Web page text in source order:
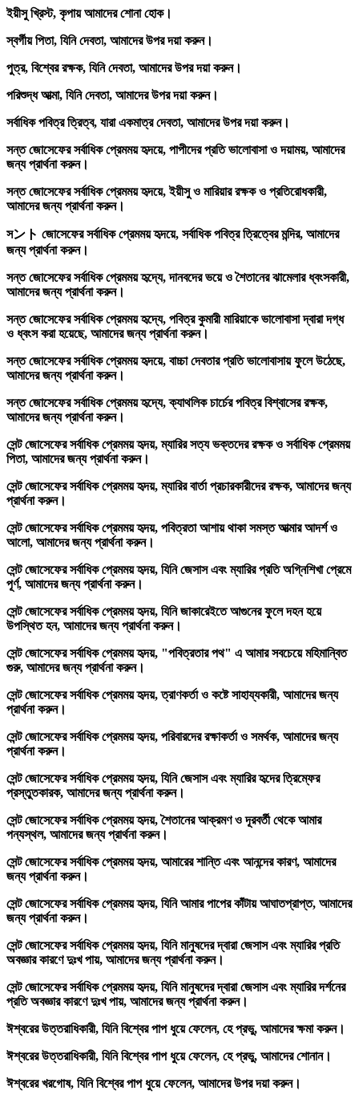
ইয়ীসু খ্রিস্ট, কৃপায় আমাদের শোনা হোক।
স্বর্গীয় পিতা, যিনি দেবতা, আমাদের উপর দয়া করুন।
পুত্র, বিশ্বের রক্ষক, যিনি দেবতা, আমাদের উপর দয়া করুন।
পরিশুদ্ধ আত্মা, যিনি দেবতা, আমাদের উপর দয়া করুন।
সর্বাধিক পবিত্র ত্রিত্ব, যারা একমাত্র দেবতা, আমাদের উপর দয়া করুন।
সন্ত জোসেফের সর্বাধিক প্রেমময় হৃদয়ে, পাপীদের প্রতি ভালোবাসা ও দয়াময়, আমাদের
জন্য প্রার্থনা করুন।
সন্ত জোসেফের সর্বাধিক প্রেমময় হৃদয়ে, ইয়ীসু ও মারিয়ার রক্ষক ও প্রতিরোধকারী,
আমাদের জন্য প্রার্থনা করুন।
সント জোসেফের সর্বাধিক প্রেমময় হৃদয়ে, সর্বাধিক পবিত্র ত্রিত্বের মন্দির, আমাদের
জন্য প্রার্থনা করুন।
সন্ত জোসেফের সর্বাধিক প্রেমময় হৃদ্যে, দানবদের ভয়ে ও শৈতানের ঝামেলার ধ্বংসকারী,
আমাদের জন্য প্রার্থনা করুন।
সন্ত জোসেফের সর্বাধিক প্রেমময় হৃদ্যে, পবিত্র কুমারী মারিয়াকে ভালোবাসা দ্বারা দগ্ধ
ও ধ্বংস করা হয়েছে, আমাদের জন্য প্রার্থনা করুন।
সন্ত জোসেফের সর্বাধিক প্রেমময় হৃদয়ে, বাচ্চা দেবতার প্রতি ভালোবাসায় ফুলে উঠেছে,
আমাদের জন্য প্রার্থনা করুন।
সন্ত জোসেফের সর্বাধিক প্রেমময় হৃদ্যে, ক্যাথলিক চার্চের পবিত্র বিশ্বাসের রক্ষক,
আমাদের জন্য প্রার্থনা করুন।
সেন্ট জোসেফের সর্বাধিক প্রেমময় হৃদয়, ম্যারির সত্য ভক্তদের রক্ষক ও সর্বাধিক প্রেমময়
পিতা, আমাদের জন্য প্রার্থনা করুন।
সেন্ট জোসেফের সর্বাধিক প্রেমময় হৃদয়, ম্যারির বার্তা প্রচারকারীদের রক্ষক, আমাদের জন্য
প্রার্থনা করুন।
সেন্ট জোসেফের সর্বাধিক প্রেমময় হৃদয়, পবিত্রতা আশায় থাকা সমস্ত আত্মার আদর্শ ও
আলো, আমাদের জন্য প্রার্থনা করুন।
সেন্ট জোসেফের সর্বাধিক প্রেমময় হৃদয়, যিনি জেসাস এবং ম্যারির প্রতি অগ্নিশিখা প্রেমে
পূর্ণ, আমাদের জন্য প্রার্থনা করুন।
সেন্ট জোসেফের সর্বাধিক প্রেমময় হৃদয়, যিনি জাকারেইতে আগুনের ফুলে দহন হয়ে
উপস্থিত হন, আমাদের জন্য প্রার্থনা করুন।
সেন্ট জোসেফের সর্বাধিক প্রেমময় হৃদয়, "পবিত্রতার পথ" এ আমার সবচেয়ে মহিমান্বিত
গুরু, আমাদের জন্য প্রার্থনা করুন।
সেন্ট জোসেফের সর্বাধিক প্রেমময় হৃদয়, ত্রাণকর্তা ও কষ্টে সাহায্যকারী, আমাদের জন্য
প্রার্থনা করুন।
সেন্ট জোসেফের সর্বাধিক প্রেমময় হৃদয়, পরিবারদের রক্ষাকর্তা ও সমর্থক, আমাদের জন্য
প্রার্থনা করুন।
সেন্ট জোসেফের সর্বাধিক প্রেমময় হৃদয়, যিনি জেসাস এবং ম্যারির হৃদের ত্রিম্ফের
প্রস্তুতকারক, আমাদের জন্য প্রার্থনা করুন।
সেন্ট জোসেফের সর্বাধিক প্রেমময় হৃদয়, শৈতানের আক্রমণ ও দূরবর্তী থেকে আমার
পন্যস্থল, আমাদের জন্য প্রার্থনা করুন।
সেন্ট জোসেফের সর্বাধিক প্রেমময় হৃদয়, আমারের শান্তি এবং আনন্দের কারণ, আমাদের
জন্য প্রার্থনা করুন।
সেন্ট জোসেফের সর্বাধিক প্রেমময় হৃদয়, যিনি আমার পাপের কাঁটায় আঘাতপ্রাপ্ত, আমাদের
জন্য প্রার্থনা করুন।
সেন্ট জোসেফের সর্বাধিক প্রেমময় হৃদয়, যিনি মানুষদের দ্বারা জেসাস এবং ম্যারির প্রতি
অবজ্ঞার কারণে দুঃখ পায়, আমাদের জন্য প্রার্থনা করুন।
সেন্ট জোসেফের সর্বাধিক প্রেমময় হৃদয়, যিনি মানুষদের দ্বারা জেসাস এবং ম্যারির দর্শনের
প্রতি অবজ্ঞার কারণে দুঃখ পায়, আমাদের জন্য প্রার্থনা করুন।
ঈশ্বরের উত্তরাধিকারী, যিনি বিশ্বের পাপ ধুয়ে ফেলেন, হে প্রভু, আমাদের ক্ষমা করুন।
ঈশ্বরের উত্তরাধিকারী, যিনি বিশ্বের পাপ ধুয়ে ফেলেন, হে প্রভু, আমাদের শোনান।
ঈশ্বরের খরগোষ, যিনি বিশ্বের পাপ ধুয়ে ফেলেন, আমাদের উপর দয়া করুন।